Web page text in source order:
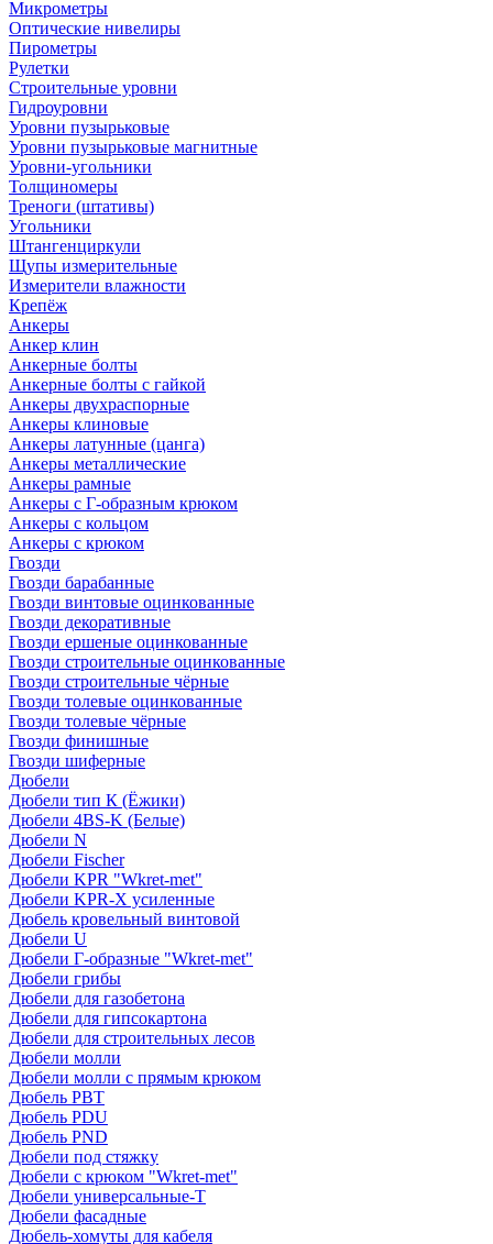
Микрометры
Оптические нивелиры
Пирометры
Рулетки
Строительные уровни
Гидроуровни
Уровни пузырьковые
Уровни пузырьковые магнитные
Уровни-угольники
Толщиномеры
Треноги (штативы)
Угольники
Штангенциркули
Щупы измерительные
Измерители влажности
Крепёж
Анкеры
Анкер клин
Анкерные болты
Анкерные болты с гайкой
Анкеры двухраспорные
Анкеры клиновые
Анкеры латунные (цанга)
Анкеры металлические
Анкеры рамные
Анкеры с Г-образным крюком
Анкеры с кольцом
Анкеры с крюком
Гвозди
Гвозди барабанные
Гвозди винтовые оцинкованные
Гвозди декоративные
Гвозди ершеные оцинкованные
Гвозди строительные оцинкованные
Гвозди строительные чёрные
Гвозди толевые оцинкованные
Гвозди толевые чёрные
Гвозди финишные
Гвозди шиферные
Дюбели
Дюбели тип К (Ёжики)
Дюбели 4BS-K (Белые)
Дюбели N
Дюбели Fischer
Дюбели KPR "Wkret-met"
Дюбели KPR-Х усиленные
Дюбель кровельный винтовой
Дюбели U
Дюбели Г-образные "Wkret-met"
Дюбели грибы
Дюбели для газобетона
Дюбели для гипсокартона
Дюбели для строительных лесов
Дюбели молли
Дюбели молли с прямым крюком
Дюбель PBT
Дюбель PDU
Дюбель PND
Дюбели под стяжку
Дюбели с крюком "Wkret-met"
Дюбели универсальные-Т
Дюбели фасадные
Дюбель-хомуты для кабеля